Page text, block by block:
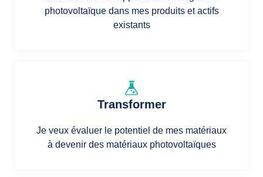
photovoltaïque dans mes produits et actifs
existants
Transformer
Je veux évaluer le potentiel de mes matériaux
à devenir des matériaux photovoltaïques